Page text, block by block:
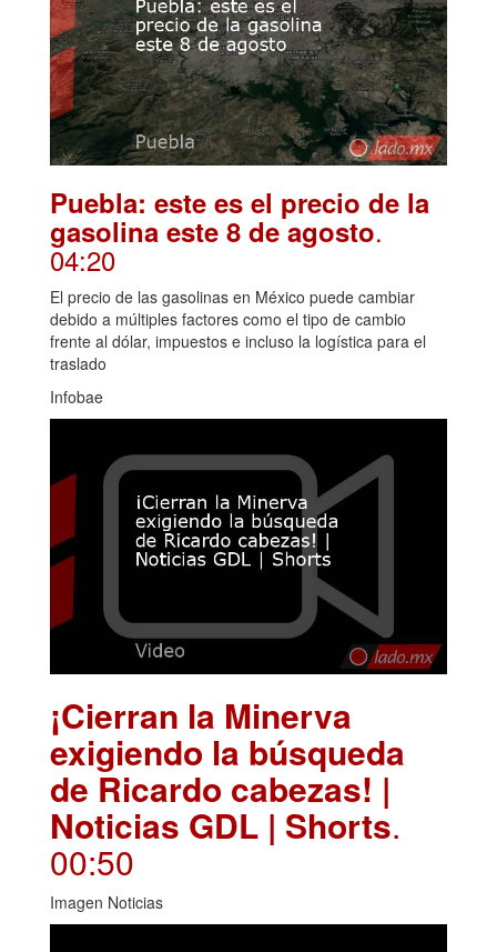
Puebla: este es el precio de la
gasolina este 8 de agosto.
04:20
El precio de las gasolinas en México puede cambiar
debido a múltiples factores como el tipo de cambio
frente al dólar, impuestos e incluso la logística para el
traslado
Infobae
¡Cierran la Minerva
exigiendo la búsqueda
de Ricardo cabezas! |
Noticias GDL | Shorts.
00:50
Imagen Noticias